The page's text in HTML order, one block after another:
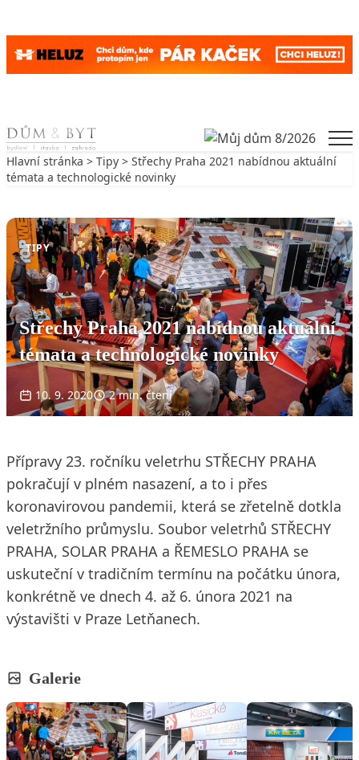
Skip to content
Hlavní stránka > Tipy > Střechy Praha 2021 nabídnou aktuální
témata a technologické novinky
TIPY
Střechy Praha 2021 nabídnou aktuální
témata a technologické novinky
10. 9. 2020 2 min. čtení
Přípravy 23. ročníku veletrhu STŘECHY PRAHA
pokračují v plném nasazení, a to i přes
koronavirovou pandemii, která se zřetelně dotkla
veletržního průmyslu. Soubor veletrhů STŘECHY
PRAHA, SOLAR PRAHA a ŘEMESLO PRAHA se
uskuteční v tradičním termínu na počátku února,
konkrétně ve dnech 4. až 6. února 2021 na
výstavišti v Praze Letňanech.
Galerie